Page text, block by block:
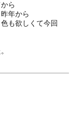
ら
年から
も欲しくて今回